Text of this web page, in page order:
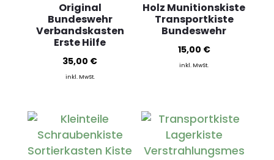
Original
Bundeswehr
Verbandskasten
Erste Hilfe
35,00 €
inkl. MwSt.
Holz Munitionskiste
Transportkiste
Bundeswehr
15,00 €
inkl. MwSt.